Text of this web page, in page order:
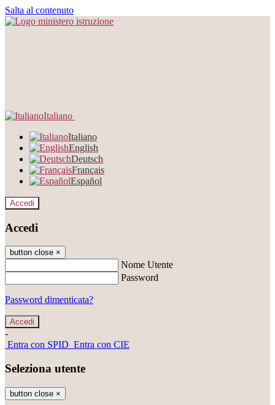
Salta al contenuto
Italiano
Italiano
English
Deutsch
Français
Español
Accedi
Accedi
button close ×
Nome Utente
Password
Password dimenticata?
-
Entra con SPID Entra con CIE
Seleziona utente
button close ×